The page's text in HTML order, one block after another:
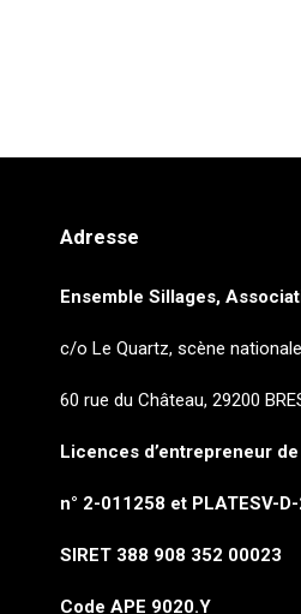
Adresse
Ensemble Sillages,
c/o Le Quartz, scène
60 rue du Château, 29200
Licences d’entrepreneur
n° 2-011258 et PLATESV-
SIRET 388 908 352 00023
Code APE 9020.Y